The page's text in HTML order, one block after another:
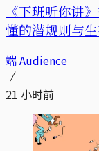
《下班听你讲
懂的潜规则与
端 Audience
21 小时前